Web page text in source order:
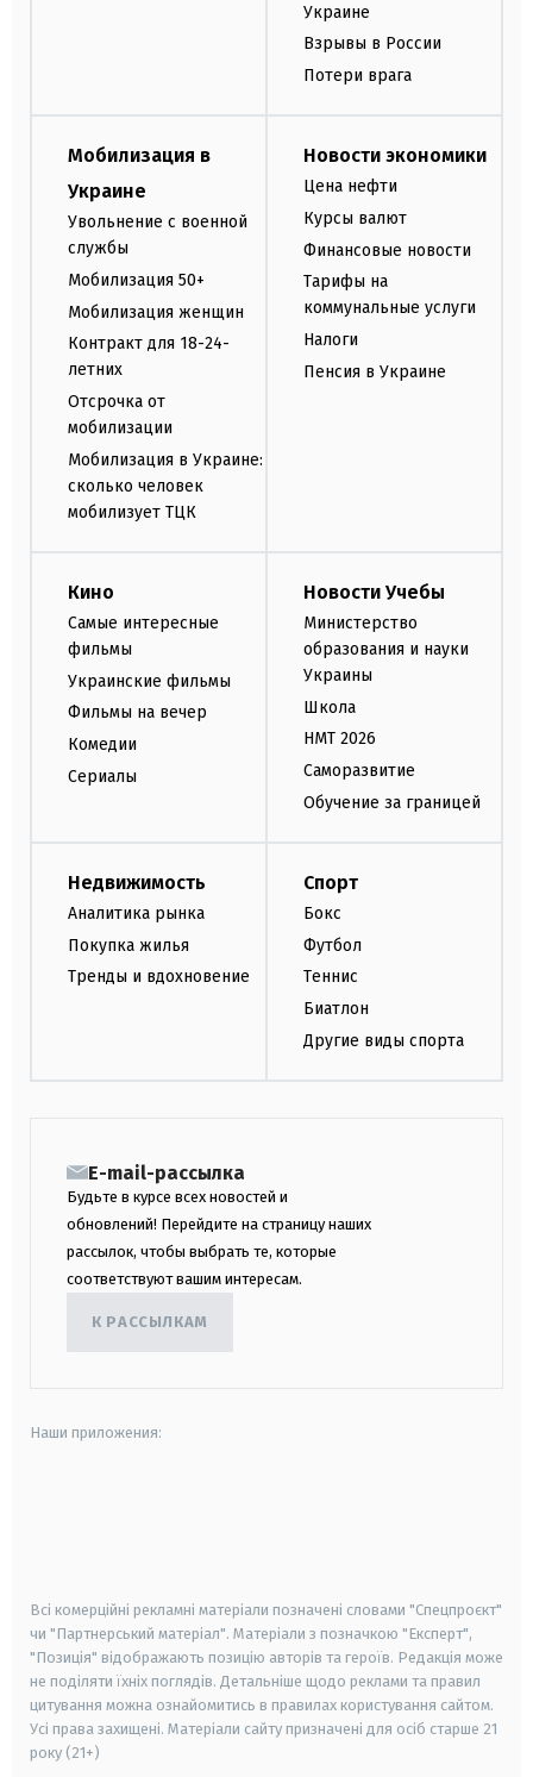
Украине
Взрывы в России
Потери врага
Мобилизация в
Украине
Увольнение с военной
службы
Мобилизация 50+
Мобилизация женщин
Контракт для 18-24-
летних
Отсрочка от
мобилизации
Мобилизация в Украине:
сколько человек
мобилизует ТЦК
Новости экономики
Цена нефти
Курсы валют
Финансовые новости
Тарифы на
коммунальные услуги
Налоги
Пенсия в Украине
Кино
Самые интересные
фильмы
Украинские фильмы
Фильмы на вечер
Комедии
Сериалы
Новости Учебы
Министерство
образования и науки
Украины
Школа
НМТ 2026
Саморазвитие
Обучение за границей
Недвижимость
Аналитика рынка
Покупка жилья
Тренды и вдохновение
Спорт
Бокс
Футбол
Теннис
Биатлон
Другие виды спорта
E-mail-рассылка
Будьте в курсе всех новостей и
обновлений! Перейдите на страницу наших
рассылок, чтобы выбрать те, которые
соответствуют вашим интересам.
К РАССЫЛКАМ
Наши приложения:
Всі комерційні рекламні матеріали позначені словами "Спецпроєкт"
чи "Партнерський матеріал". Матеріали з позначкою "Експерт",
"Позиція" відображають позицію авторів та героїв. Редакція може
не поділяти їхніх поглядів. Детальніше щодо реклами та правил
цитування можна ознайомитись в правилах користування сайтом.
Усі права захищені. Матеріали сайту призначені для осіб старше 21
року (21+)